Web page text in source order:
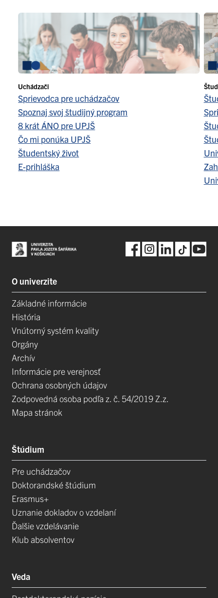
Uchádzači
Sprievodca pre uchádzačov
Spoznaj svoj študijný program
8 krát ÁNO pre UPJŠ
Čo mi ponúka UPJŠ
Študentský život
E-prihláška
O univerzite
Základné informácie
História
Vnútorný systém kvality
Orgány
Archív
Informácie pre verejnosť
Ochrana osobných údajov
Zodpovedná osoba podľa z. č. 54/2019 Z.z.
Mapa stránok
Štúdium
Pre uchádzačov
Doktorandské štúdium
Erasmus+
Uznanie dokladov o vzdelaní
Ďalšie vzdelávanie
Klub absolventov
Veda